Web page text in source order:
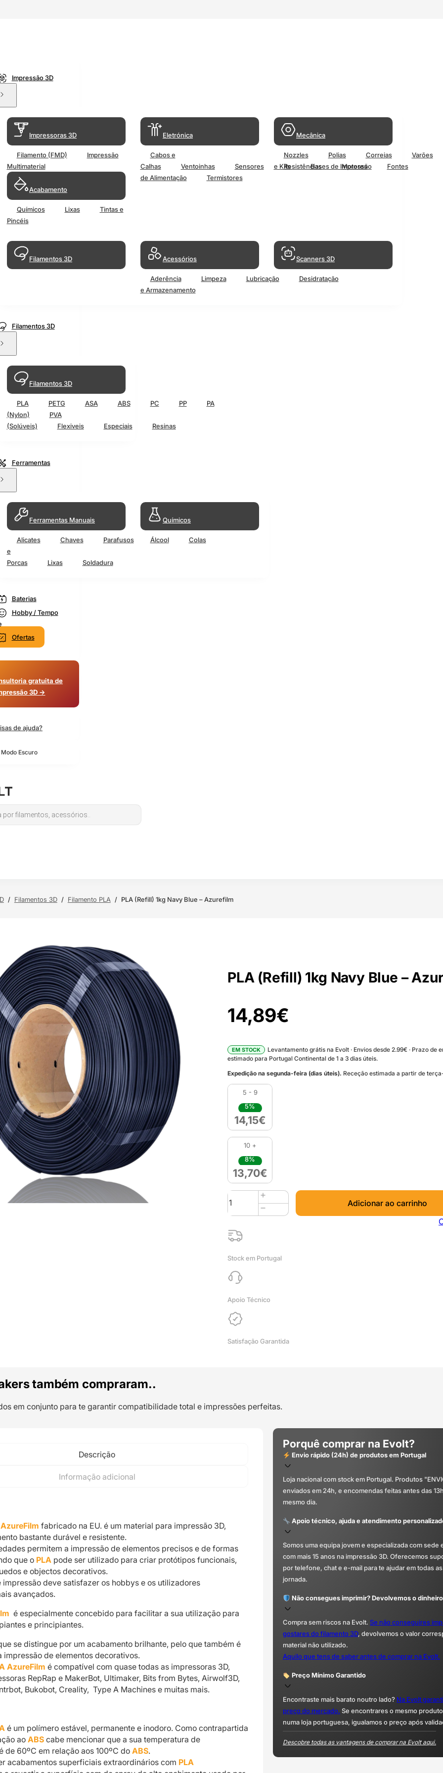
Impressão 3D
Impressoras 3D
Filamento (FMD)
Impressão
Multimaterial
Acabamento
Químicos Lixas
Tintas e
Pincéis
Eletrónica
Cabos e
Calhas
Ventoinhas Sensores Resistências Motores
Fontes
de Alimentação
Termistores
Mecânica
Nozzles Polias Correias
Varões
e Kits
Bases de Impressão
Filamentos 3D Acessórios
Aderência Limpeza Lubricação
Desidratação
e Armazenamento
Scanners 3D
Filamentos 3D
Filamentos 3D
PLA PETG ASA ABS PC PP
PA
(Nylon)
PVA
(Solúveis)
Flexiveis Especiais Resinas
Ferramentas
Ferramentas Manuais
Alicates Chaves
Parafusos
e
Porcas
Lixas Soldadura
Químicos
Álcool Colas
Baterias
Hobby / Tempo
Ofertas
gratuita de
3D →
de ajuda?
Escuro
/ Filamentos 3D / Filamento PLA / PLA (Refill) 1kg Navy Blue – Azurefilm
PLA (Refill) 1kg Navy Blue –
14,89€
EM STOCK
Levantamento grátis na Evolt · Envios desde 2.99€ · Prazo de
estimado para Portugal Continental de 1 a 3 dias úteis.
Expedição na segunda-feira (dias úteis). Receção estimada a partir de
5 - 9
5%
14,15€
10 +
8%
13,70€
Quantidade
de
PLA
(Refill)
1kg
Blue
-
Azurefilm
Adicionar ao carrinho
Stock em Portugal
Apoio Técnico
Satisfação Garantida
também compraram..
em conjunto para te garantir compatibilidade total e impressões perfeitas.
Descrição
Informação adicional
fabricado na EU. é um material para impressão 3D,
bastante durável e resistente.
permitem a impressão de elementos precisos e de formas
que o PLA pode ser utilizado para criar protótipos funcionais,
e objectos decorativos.
deve satisfazer os hobbys e os utilizadores
avançados.
é especialmente concebido para facilitar a sua utilização para
e principiantes.
se distingue por um acabamento brilhante, pelo que também é
impressão de elementos decorativos.
AzureFilm é compatível com quase todas as impressoras 3D,
RepRap e MakerBot, Ultimaker, Bits from Bytes, Airwolf3D,
Bukobot, Creality, Type A Machines e muitas mais.
é um polímero estável, permanente e inodoro. Como contrapartida
ao ABS cabe mencionar que a sua temperatura de
de 60ºC em relação aos 100ºC do ABS.
acabamentos superficiais extraordinários com PLA
Porquê comprar na Evolt?
Envio rápido (24h) de produtos em Portugal
Loja nacional com stock em Portugal. Produtos
enviados em 24h, e encomendas feitas antes das
mesmo dia.
Apoio técnico, ajuda e atendimento
Somos uma equipa jovem e especializada com sede
com mais 15 anos na impressão 3D. Oferecemos
por telefone, chat e e-mail para te ajudar em todas
jornada.
Não consegues imprimir? Devolvemos o
Compra sem riscos na Evolt. Se não conseguires
gostares do filamento 3D, devolvemos o valor
material não utilizado.
Aquilo que tens de saber antes de comprar na Evolt.
Preço Mínimo Garantido
Encontraste mais barato noutro lado? Na Evolt
preço do mercado. Se encontrares o mesmo
numa loja portuguesa, igualamos o preço após
Descobre todas as vantagens de comprar na Evolt aqui.